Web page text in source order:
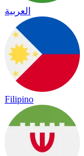
العربية
Filipino